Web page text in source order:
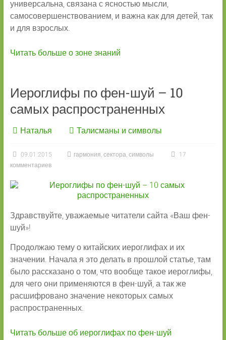
универсальна, связана с ясностью мысли,
самосовершенствованием, и важна как для детей, так
и для взрослых.
Читать больше о зоне знаний
Иероглифы по фен-шуй – 10
самых распространенных
Наталья Талисманы и символы
09.01.2015 гармония, сектора, символы
17
комментариев
Здравствуйте, уважаемые читатели сайта «Ваш фен-
шуй»!
Продолжаю тему о китайских иероглифах и их
значении. Начала я это делать в прошлой статье, там
было рассказано о том, что вообще такое иероглифы,
для чего они применяются в фен-шуй, а так же
расшифровано значение некоторых самых
распространенных.
Читать больше об иероглифах по фен-шуй